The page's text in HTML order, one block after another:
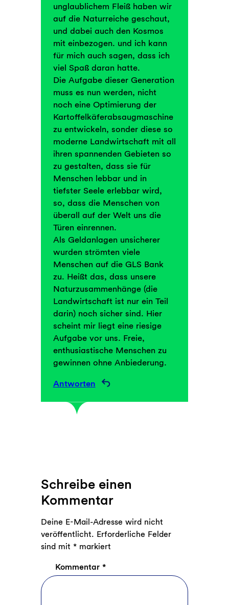
unglaublichem Fleiß haben wir
auf die Naturreiche geschaut,
und dabei auch den Kosmos
mit einbezogen. und ich kann
für mich auch sagen, dass ich
viel Spaß daran hatte.
Die Aufgabe dieser Generation
muss es nun werden, nicht
noch eine Optimierung der
Kartoffelkäferabsaugmaschine
zu entwickeln, sonder diese so
moderne Landwirtschaft mit all
ihren spannenden Gebieten so
zu gestalten, dass sie für
Menschen lebbar und in
tiefster Seele erlebbar wird,
so, dass die Menschen von
überall auf der Welt uns die
Türen einrennen.
Als Geldanlagen unsicherer
wurden strömten viele
Menschen auf die GLS Bank
zu. Heißt das, dass unsere
Naturzusammenhänge (die
Landwirtschaft ist nur ein Teil
darin) noch sicher sind. Hier
scheint mir liegt eine riesige
Aufgabe vor uns. Freie,
enthusiastische Menschen zu
gewinnen ohne Anbiederung.
Antworten
Schreibe einen
Kommentar
Deine E-Mail-Adresse wird nicht
veröffentlicht. Erforderliche Felder
sind mit *markiert
Kommentar *